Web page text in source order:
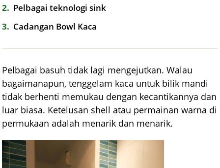
2
Pelbagai teknologi sink
3
Cadangan Bowl Kaca
Pelbagai basuh tidak lagi mengejutkan. Walau
bagaimanapun, tenggelam kaca untuk bilik mandi
tidak berhenti memukau dengan kecantikannya dan
luar biasa. Ketelusan shell atau permainan warna di
permukaan adalah menarik dan menarik.